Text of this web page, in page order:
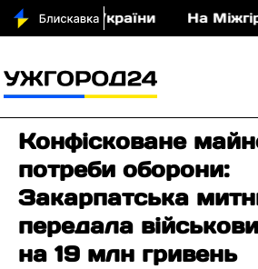
для України На
Конфісковане
потреби оборони:
Закарпатська
передала
на 19 млн гривень